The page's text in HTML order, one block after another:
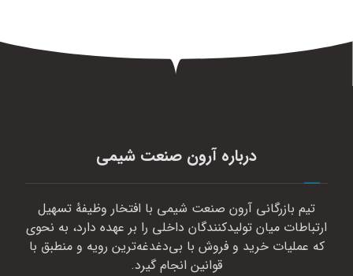
درباره آرون صنعت شیمی
تیم بازرگانی آرون صنعت شیمی با افتخار وظیفهٔ تسهیل
ارتباطات میان تولیدکنندگان داخلی را بر عهده دارد، به نحوی
که عملیات خرید و فروش با بی‌دغدغه‌ترین رویه و منطبق با
قوانین انجام گیرد.